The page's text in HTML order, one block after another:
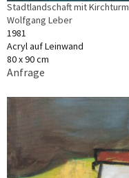
Stadtlandschaft mit Kirchturm
Wolfgang Leber
1981
Acryl auf Leinwand
80 x 90 cm
Anfrage